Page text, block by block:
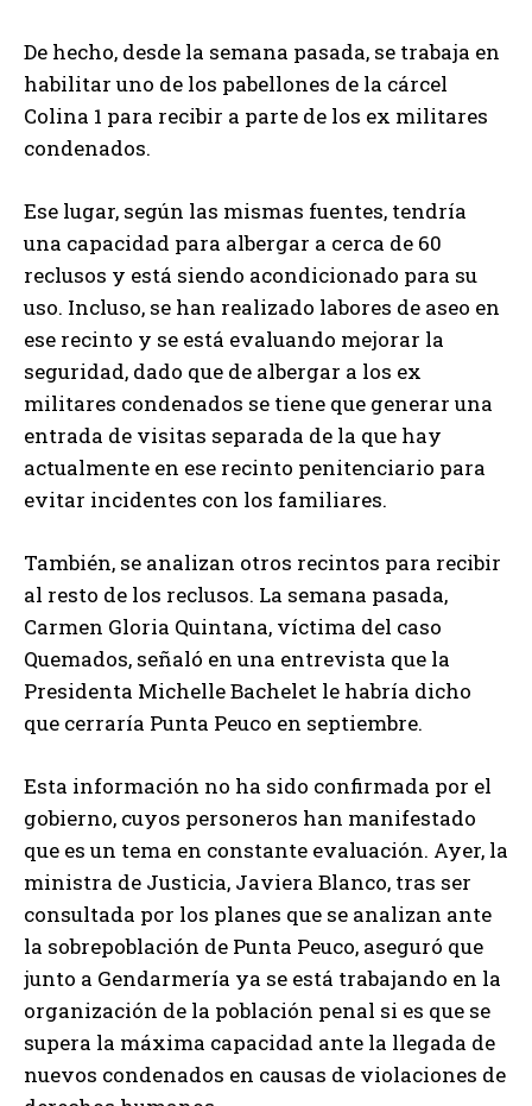
De hecho, desde la semana pasada, se trabaja en
habilitar uno de los pabellones de la cárcel
Colina 1 para recibir a parte de los ex militares
condenados.
Ese lugar, según las mismas fuentes, tendría
una capacidad para albergar a cerca de 60
reclusos y está siendo acondicionado para su
uso. Incluso, se han realizado labores de aseo en
ese recinto y se está evaluando mejorar la
seguridad, dado que de albergar a los ex
militares condenados se tiene que generar una
entrada de visitas separada de la que hay
actualmente en ese recinto penitenciario para
evitar incidentes con los familiares.
También, se analizan otros recintos para recibir
al resto de los reclusos. La semana pasada,
Carmen Gloria Quintana, víctima del caso
Quemados, señaló en una entrevista que la
Presidenta Michelle Bachelet le habría dicho
que cerraría Punta Peuco en septiembre.
Esta información no ha sido confirmada por el
gobierno, cuyos personeros han manifestado
que es un tema en constante evaluación. Ayer, la
ministra de Justicia, Javiera Blanco, tras ser
consultada por los planes que se analizan ante
la sobrepoblación de Punta Peuco, aseguró que
junto a Gendarmería ya se está trabajando en la
organización de la población penal si es que se
supera la máxima capacidad ante la llegada de
nuevos condenados en causas de violaciones de